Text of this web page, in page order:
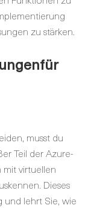
zu stärken.
für
musst du
Teil der Azure-
virtuellen
Dieses
und lehrt Sie, wie